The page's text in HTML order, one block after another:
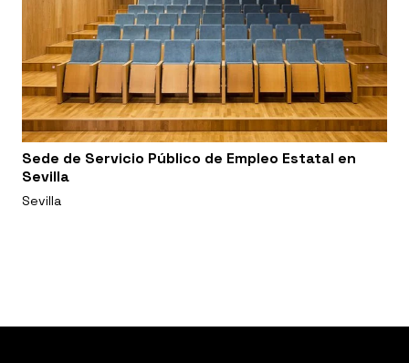
Sede de Servicio Público de Empleo Estatal en
Sevilla
Sevilla